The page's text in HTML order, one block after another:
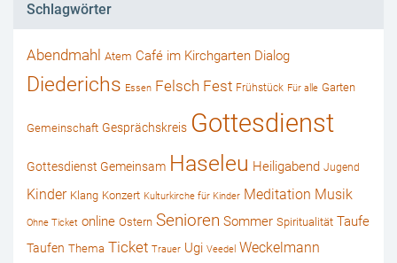
Schlagwörter
Abendmahl Atem Café im Kirchgarten Dialog
Diederichs Essen Felsch Fest Frühstück Für alle Garten
Gemeinschaft Gesprächskreis Gottesdienst
Gottesdienst Gemeinsam Haseleu Heiligabend Jugend
Kinder Klang Konzert Kulturkirche für Kinder Meditation Musik
Ohne Ticket online Ostern Senioren Sommer Spiritualität Taufe
Taufen Thema Ticket Trauer Ugi Veedel Weckelmann